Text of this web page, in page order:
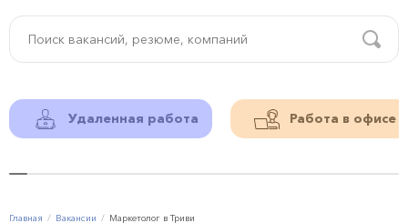
Удаленная работа Работа в офисе
Главная Вакансии Маркетолог в Триви